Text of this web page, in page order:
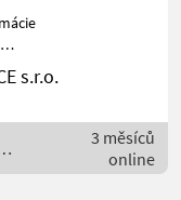
na
s.r.o.
3 měsíců
online